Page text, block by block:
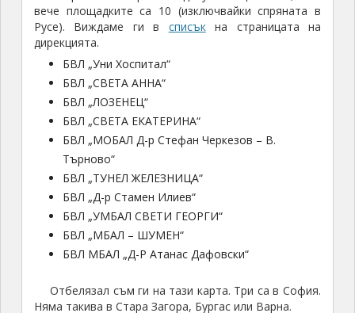
вече площадките са 10 (изключвайки спряната в
Русе). Виждаме ги в списъкна страницата на
дирекцията.
БВЛ „Уни Хоспитал“
БВЛ „СВЕТА АННА“
БВЛ „ЛОЗЕНЕЦ“
БВЛ „СВЕТА ЕКАТЕРИНА“
БВЛ „МОБАЛ Д-р Стефан Черкезов – В.
Търново“
БВЛ „ТУНЕЛ ЖЕЛЕЗНИЦА“
БВЛ „Д-р Стамен Илиев“
БВЛ „УМБАЛ СВЕТИ ГЕОРГИ“
БВЛ „МБАЛ – ШУМЕН“
БВЛ МБАЛ „Д-Р Атанас Дафовски“
Отбелязал съм ги на тази карта. Три са в София.
Няма такива в Стара Загора, Бургас или Варна.